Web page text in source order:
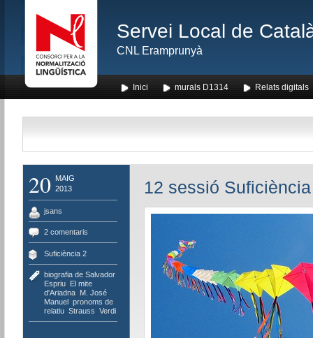
Servei Local de
CNL Eramprunyà
Inici murals D1314 Relats digitals
20
MAIG
2013
jsans
2 comentaris
Suficiència 2
biografia de Salvador
Espriu, El mite
d'Ariadna, M. José,
Manuel, pronoms de
relatiu, Strauss Verdi
12 sessió